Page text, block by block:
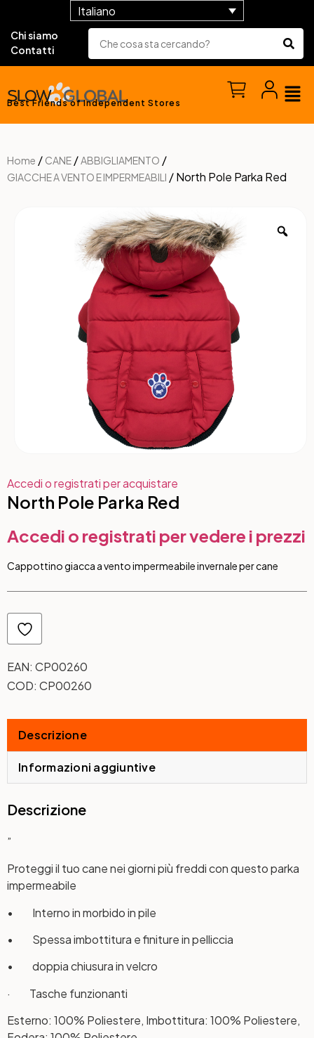
Italiano
Chi siamo
Contatti
Best Friends of Independent Stores
Home / CANE /ABBIGLIAMENTO /
GIACCHE A VENTO E IMPERMEABILI / North Pole Parka Red
Accedi o registrati per acquistare
North Pole Parka Red
Accedi o registrati per vedere i prezzi
Cappottino giacca a vento impermeabile invernale per cane
EAN: CP00260
COD: CP00260
Descrizione
Informazioni aggiuntive
Descrizione
”
Proteggi il tuo cane nei giorni più freddi con questo parka
impermeabile
• Interno in morbido in pile
• Spessa imbottitura e finiture in pelliccia
• doppia chiusura in velcro
· Tasche funzionanti
Esterno: 100% Poliestere, Imbottitura: 100% Poliestere,